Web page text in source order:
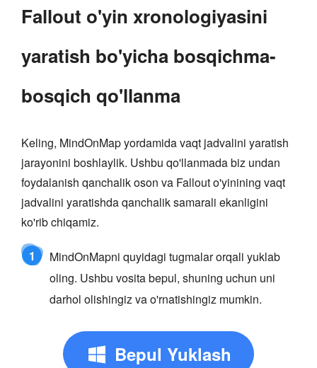
Fallout o'yin xronologiyasini
yaratish bo'yicha bosqichma-
bosqich qo'llanma
Keling, MindOnMap yordamida vaqt jadvalini yaratish
jarayonini boshlaylik. Ushbu qo'llanmada biz undan
foydalanish qanchalik oson va Fallout o'yinining vaqt
jadvalini yaratishda qanchalik samarali ekanligini
ko'rib chiqamiz.
1
MindOnMapni quyidagi tugmalar orqali yuklab
oling. Ushbu vosita bepul, shuning uchun uni
darhol olishingiz va o'rnatishingiz mumkin.
Bepul Yuklash